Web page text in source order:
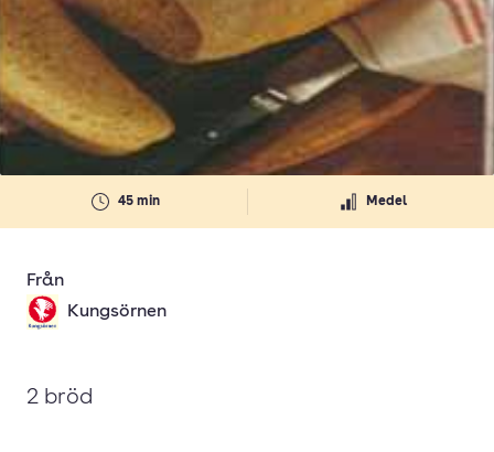
45 min Medel
Från
Kungsörnen
2 bröd